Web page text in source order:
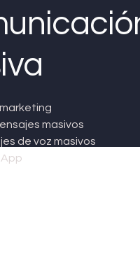
masivos
de voz masivos